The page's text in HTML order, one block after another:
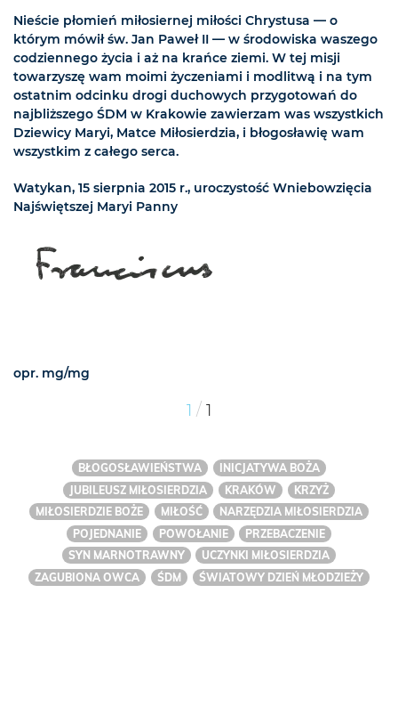
Nieście płomień miłosiernej miłości Chrystusa — o
którym mówił św. Jan Paweł II — w środowiska waszego
codziennego życia i aż na krańce ziemi. W tej misji
towarzyszę wam moimi życzeniami i modlitwą i na tym
ostatnim odcinku drogi duchowych przygotowań do
najbliższego ŚDM w Krakowie zawierzam was wszystkich
Dziewicy Maryi, Matce Miłosierdzia, i błogosławię wam
wszystkim z całego serca.
Watykan, 15 sierpnia 2015 r., uroczystość Wniebowzięcia
Najświętszej Maryi Panny
opr. mg/mg
1 / 1
BŁOGOSŁAWIEŃSTWA
INICJATYWA BOŻA
JUBILEUSZ MIŁOSIERDZIA
KRAKÓW
KRZYŻ
MIŁOSIERDZIE BOŻE
MIŁOŚĆ
NARZĘDZIA MIŁOSIERDZIA
POJEDNANIE
POWOŁANIE
PRZEBACZENIE
SYN MARNOTRAWNY
UCZYNKI MIŁOSIERDZIA
ZAGUBIONA OWCA
ŚDM ŚWIATOWY DZIEŃ MŁODZIEŻY